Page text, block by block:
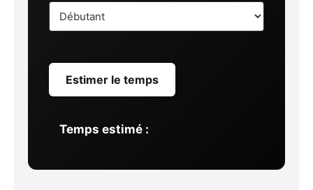
Estimer le temps
Temps estimé :